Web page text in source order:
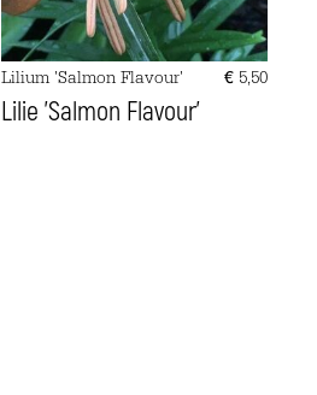
Lilium 'Salmon Flavour' €5,50
Lilie 'Salmon Flavour'